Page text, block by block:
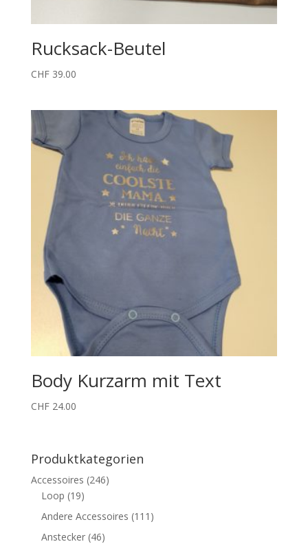
Rucksack-Beutel
CHF39.00
Body Kurzarm mit Text
CHF24.00
Produktkategorien
Accessoires (246)
Loop (19)
Andere Accessoires (111)
Anstecker (46)